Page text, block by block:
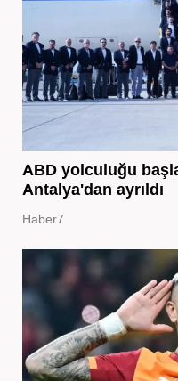
ABD yolculuğu
Antalya'dan ayrıldı
Haber7